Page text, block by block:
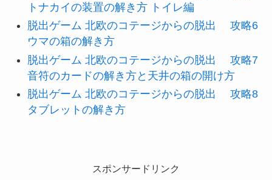
トナカイの装置の解き方 トイレ編
脱出ゲーム 北欧のコテージからの脱出 攻略6
ウマの箱の解き方
脱出ゲーム 北欧のコテージからの脱出 攻略7
音符のカードの解き方と天井の箱の開け方
脱出ゲーム 北欧のコテージからの脱出 攻略8
タブレットの解き方
スポンサードリンク